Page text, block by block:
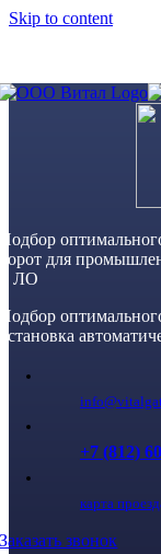
Skip to content
Подбор
ворот для
и ЛО
Подбор
установка
+7 (812)
карта
Заказать звонок